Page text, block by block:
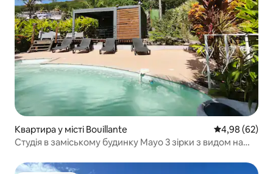
Квартира у місті Bouillante Середня
4,98 (62)
Студія в заміському будинку Mayo 3 зірки з видом на